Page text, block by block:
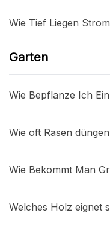
Wie Tief Liegen
Garten
Wie Bepflanze Ich
Wie oft Rasen
Wie Bekommt Man
Welches Holz eignet